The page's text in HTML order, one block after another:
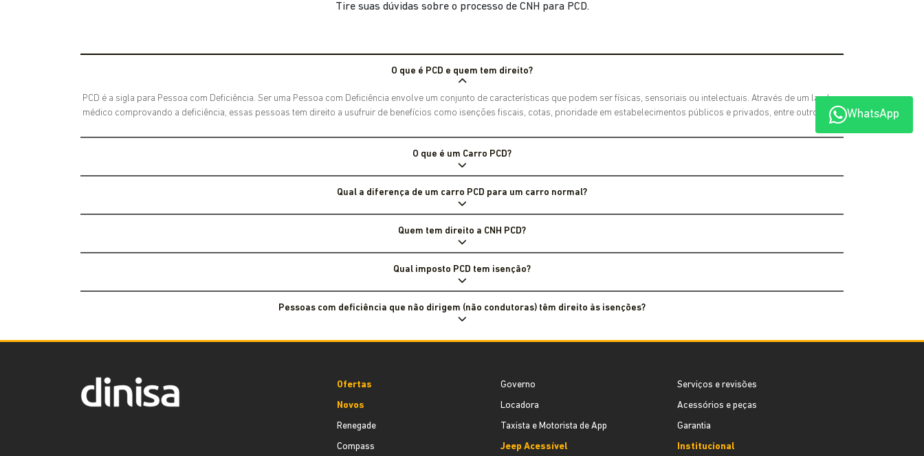
Tire suas dúvidas sobre o processo de CNH para PCD.
O que é PCD e quem tem direito?
PCD é a sigla para Pessoa com Deficiência. Ser uma Pessoa com Deficiência envolve um conjunto de características que podem ser físicas, sensoriais ou intelectuais. Através de um laudo
médico comprovando a deficiência, essas pessoas tem direito a usufruir de benefícios como isenções fiscais, cotas, prioridade em estabelecimentos públicos e privados, entre outros.
O que é um Carro PCD?
Qual a diferença de um carro PCD para um carro normal?
Quem tem direito a CNH PCD?
Qual imposto PCD tem isenção?
Pessoas com deficiência que não dirigem (não condutoras) têm direito às isenções?
WhatsApp
Ofertas
Novos
Renegade
Compass
Governo
Locadora
Taxista e Motorista de App
Jeep Acessível
Serviços e revisões
Acessórios e peças
Garantia
Institucional